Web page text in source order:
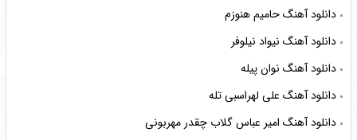
دانلود آهنگ حامیم هنوزم
دانلود آهنگ نیواد نیلوفر
دانلود آهنگ نوان پیله
دانلود آهنگ علی لهراسبی تله
دانلود آهنگ امیر عباس گلاب چقدر مهربونی